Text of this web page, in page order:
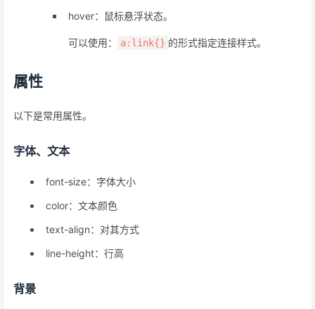
hover：鼠标悬浮状态。
可以使用： a:link{} 的形式指定连接样式。
属性
以下是常用属性。
字体、文本
font-size：字体大小
color：文本颜色
text-align：对其方式
line-height：行高
背景